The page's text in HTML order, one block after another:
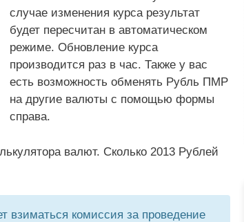
случае изменения курса результат
будет пересчитан в автоматическом
режиме. Обновление курса
производится раз в час. Также у вас
есть возможность обменять Рубль ПМР
на другие валюты с помощью формы
справа.
валют. Сколько 2013 Рублей
комиссия за проведение